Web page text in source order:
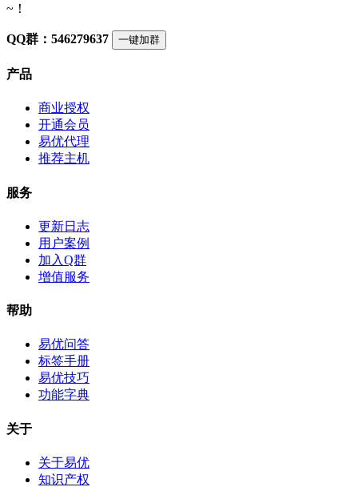
~！
QQ群：546279637 一键加群
产品
商业授权
开通会员
易优代理
推荐主机
服务
更新日志
用户案例
加入Q群
增值服务
帮助
易优问答
标签手册
易优技巧
功能字典
关于
关于易优
知识产权